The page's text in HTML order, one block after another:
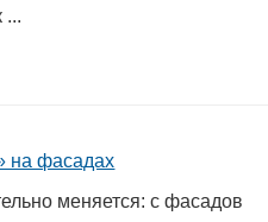
...
на фасадах
меняется: с фасадов